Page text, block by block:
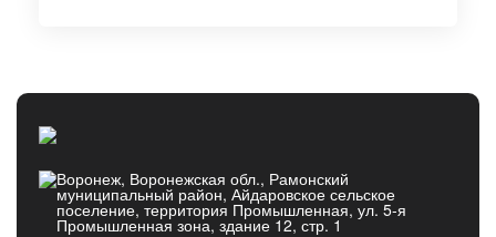
Воронеж, Воронежская обл., Рамонский
муниципальный район, Айдаровское сельское
поселение, территория Промышленная, ул. 5-я
Промышленная зона, здание 12, стр. 1